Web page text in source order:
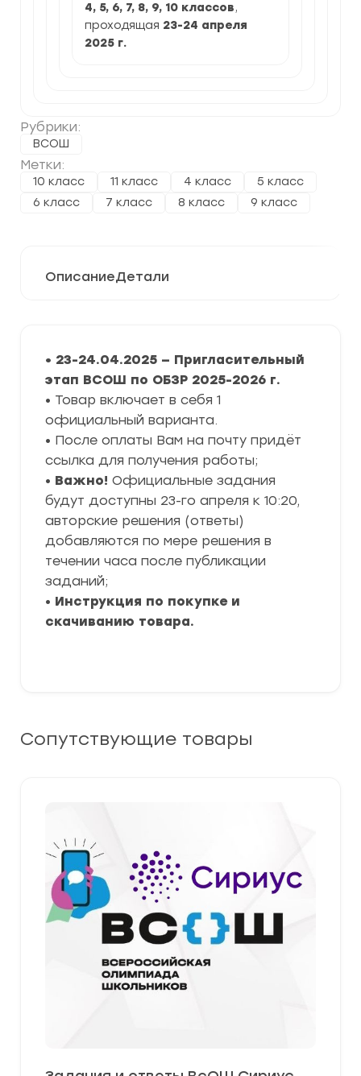
4, 5, 6, 7, 8, 9, 10 классов,
проходящая 23-24 апреля
2025 г.
Рубрики:
ВСОШ
Метки:
10 класс 11 класс 4 класс
5 класс
6 класс
7 класс 8 класс 9 класс
ОписаниеДетали
• 23-24.04.2025 — Пригласительный
этап ВСОШ по ОБЗР 2025-2026 г.
• Товар включает в себя 1
официальный варианта.
• После оплаты Вам на почту придёт
ссылка для получения работы;
• Важно! Официальные задания
будут доступны 23-го апреля к 10:20,
авторские решения (ответы)
добавляются по мере решения в
течении часа после публикации
заданий;
• Инструкция по покупке и
скачиванию товара.
Сопутствующие товары